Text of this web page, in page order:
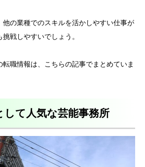
他の業種でのスキルを活かしやすい仕事が
戦しやすいでしょう。
職情報は、こちらの記事でまとめていま
して人気な芸能事務所